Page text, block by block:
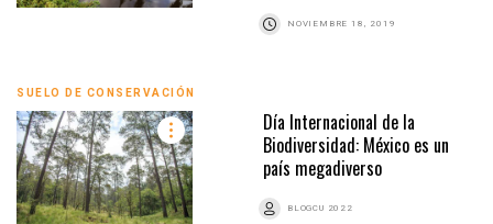
NOVIEMBRE 18, 2019
SUELO DE CONSERVACIÓN
Día Internacional de la
Biodiversidad: México es un
país megadiverso
BLOGCU 2022